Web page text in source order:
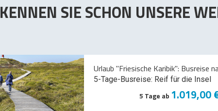
KENNEN SIE SCHON UNSERE
Urlaub "Friesische Karibik": Busreise
5-Tage-Busreise: Reif für die Insel
5 Tage ab 1.019,00